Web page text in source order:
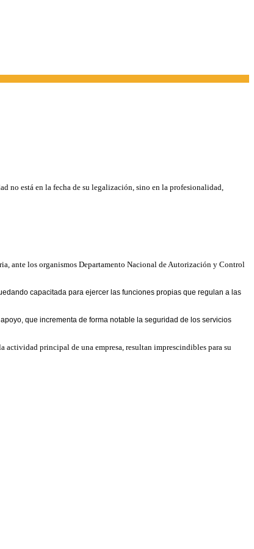
no está en la fecha de su legalización, sino en la profesionalidad,
ante los organismos Departamento Nacional de Autorización y Control
capacitada para ejercer las funciones propias que regulan a las
que incrementa de forma notable la seguridad de los servicios
actividad principal de una empresa, resultan imprescindibles para su